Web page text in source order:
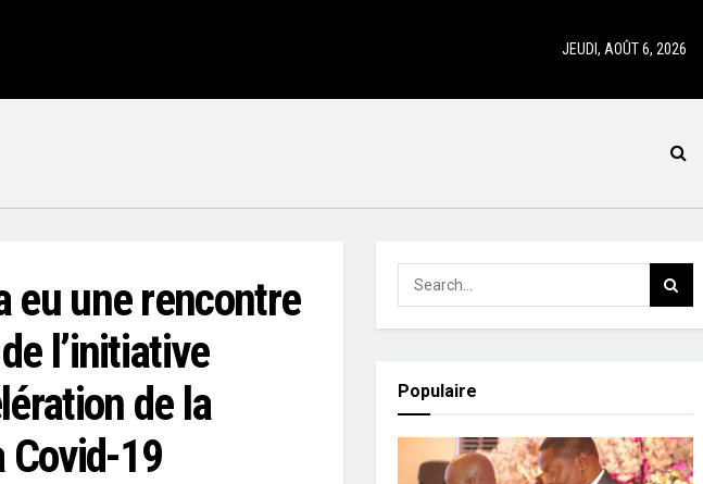
JEUDI, AOÛT 6, 2026
eu une rencontre
l’initiative
de la
Covid-19
Populaire